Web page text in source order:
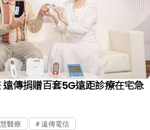
遠傳捐贈百套5G遠距診療在宅急
醫療 遠傳電信